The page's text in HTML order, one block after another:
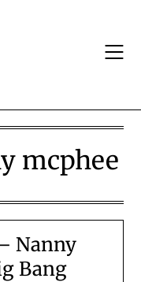
mcphee
Nanny
Bang